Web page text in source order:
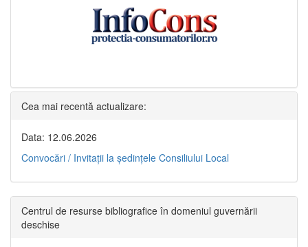
Cea mai recentă actualizare:
Data: 12.06.2026
Convocări / Invitaţii la şedinţele Consiliului Local
Centrul de resurse bibliografice în domeniul guvernării
deschise